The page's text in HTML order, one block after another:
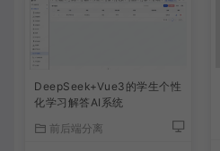
DeepSeek+Vue3的学生个性
化学习解答AI系统
前后端分离